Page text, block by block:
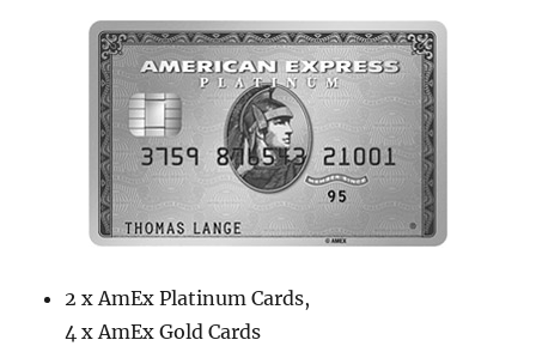
2 x AmEx Platinum Cards,
4 x AmEx Gold Cards